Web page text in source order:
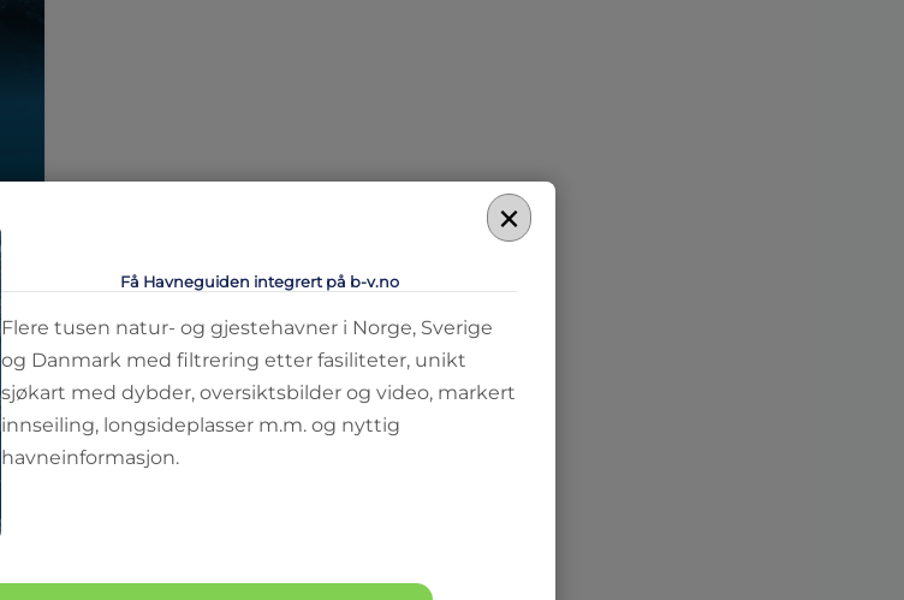
×
Få Havneguiden integrert på b-v.no
Flere tusen natur- og gjestehavner i Norge, Sverige
og Danmark med filtrering etter fasiliteter, unikt
sjøkart med dybder, oversiktsbilder og video, markert
innseiling, longsideplasser m.m. og nyttig
havneinformasjon.